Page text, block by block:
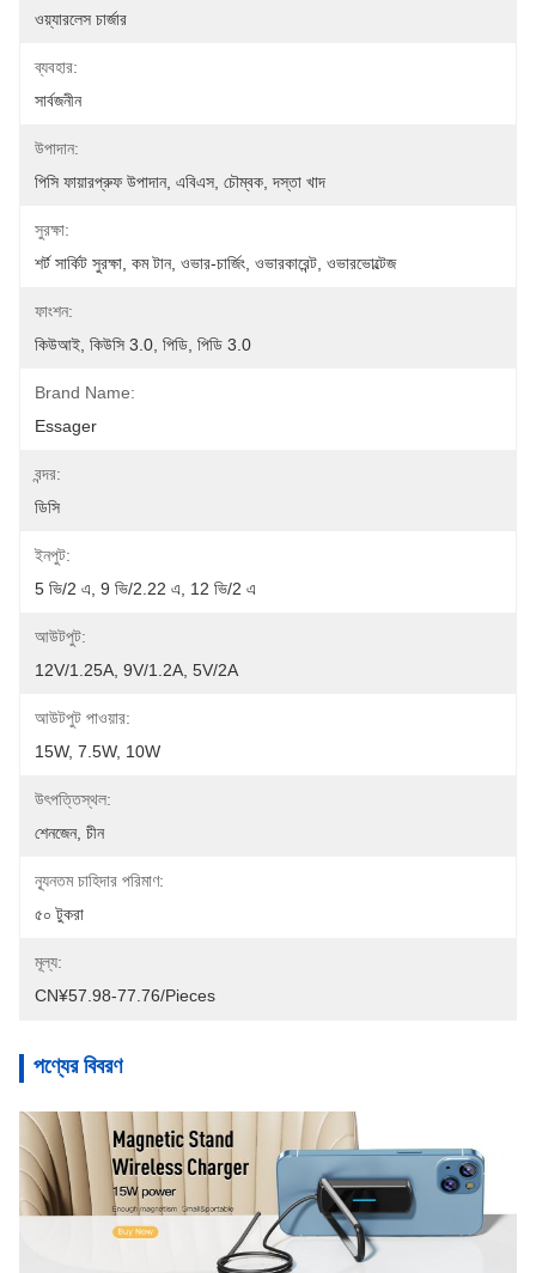
ওয়্যারলেস চার্জার
ব্যবহার:
সার্বজনীন
উপাদান:
পিসি ফায়ারপ্রুফ উপাদান, এবিএস, চৌম্বক, দস্তা খাদ
সুরক্ষা:
শর্ট সার্কিট সুরক্ষা, কম টান, ওভার-চার্জিং, ওভারকারেন্ট, ওভারভোল্টেজ
ফাংশন:
কিউআই, কিউসি 3.0, পিডি, পিডি 3.0
Brand Name:
Essager
বন্দর:
ডিসি
ইনপুট:
5 ভি/2 এ, 9 ভি/2.22 এ, 12 ভি/2 এ
আউটপুট:
12V/1.25A, 9V/1.2A, 5V/2A
আউটপুট পাওয়ার:
15W, 7.5W, 10W
উৎপত্তিস্থল:
শেনজেন, চীন
ন্যূনতম চাহিদার পরিমাণ:
৫০ টুকরা
মূল্য:
CN¥57.98-77.76/pieces
পণ্যের বিবরণ